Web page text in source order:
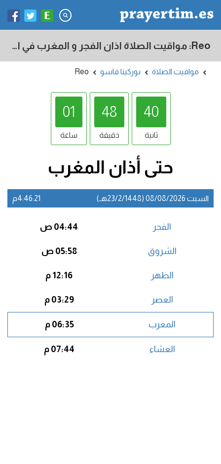
Reo: مواقيت الصلاة اذان الفجر و المغرب في اليوم - بوركينا فاسو
مواقيت الصلاة بوركينا فاسو Reo
01
ساعة
48
دقيقة
39
ثانية
حتى أذان المغرب
السبت 08/08/2026 (23/2/1448هـ) 4:46:21م
الفجر 04:44 ص
الشروق 05:58 ص
الظهر 12:16 م
العصر 03:29 م
المغرب 06:35 م
العشاء 07:44 م